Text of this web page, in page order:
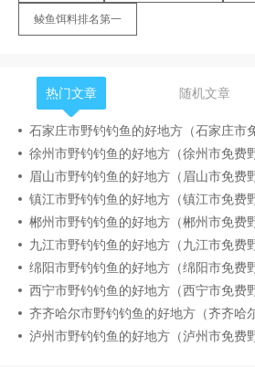
鲮鱼饵料排名第一
热门文章 随机文章
石家庄市野钓钓鱼的好地方（石家庄市
徐州市野钓钓鱼的好地方（徐州市免费
眉山市野钓钓鱼的好地方（眉山市免费
镇江市野钓钓鱼的好地方（镇江市免费
郴州市野钓钓鱼的好地方（郴州市免费
九江市野钓钓鱼的好地方（九江市免费
绵阳市野钓钓鱼的好地方（绵阳市免费
西宁市野钓钓鱼的好地方（西宁市免费
齐齐哈尔市野钓钓鱼的好地方（齐齐哈
泸州市野钓钓鱼的好地方（泸州市免费